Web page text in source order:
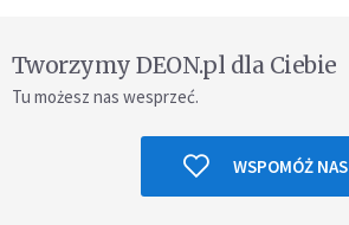
Tworzymy DEON.pl dla Ciebie
Tu możesz nas wesprzeć.
WSPOMÓŻ NAS